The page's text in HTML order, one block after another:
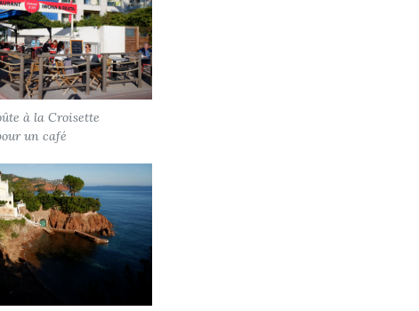
à la Croisette
un café